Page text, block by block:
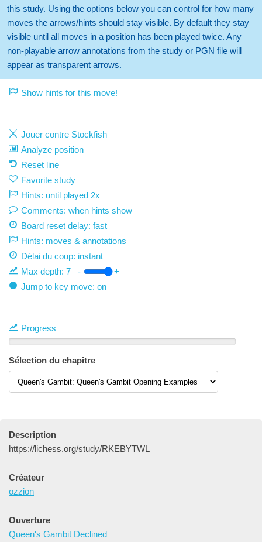
this study. Using the options below you can control for how many
moves the arrows/hints should stay visible. By default they stay
visible until all moves in a position has been played twice. Any
non-playable arrow annotations from the study or PGN file will
appear as transparent arrows.
Show hints for this move!
Jouer contre Stockfish
Analyze position
Reset line
Favorite study
Hints: until played 2x
Comments: when hints show
Board reset delay: fast
Hints: moves & annotations
Délai du coup: instant
Max depth: 7 -
+
Jump to key move: on
Progress
Sélection du chapitre
Description
https://lichess.org/study/RKEBYTWL
Créateur
ozzion
Ouverture
Queen's Gambit Declined